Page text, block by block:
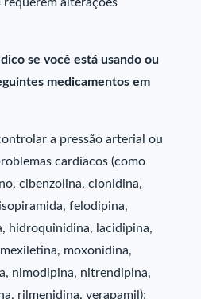
se você está usando ou
medicamentos em
a pressão arterial ou
cardíacos (como
cibenzolina, clonidina,
felodipina,
hidroquinidina, lacidipina,
moxonidina,
nimodipina, nitrendipina,
rilmenidina, verapamil);